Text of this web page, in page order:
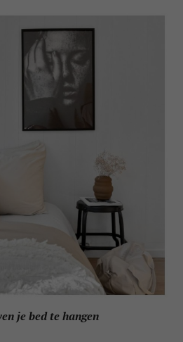
je bed te hangen